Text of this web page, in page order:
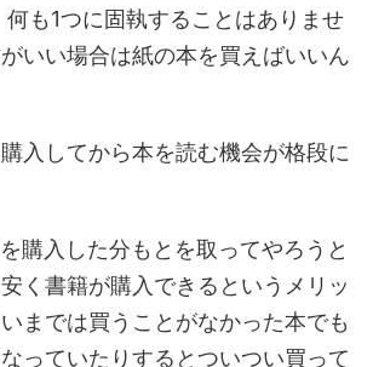
も1つに固執することはありませ
いい場合は紙の本を買えばいいん
入してから本を読む機会が格段に
購入した分もとを取ってやろうと
く書籍が購入できるというメリッ
までは買うことがなかった本でも
っていたりするとついつい買って